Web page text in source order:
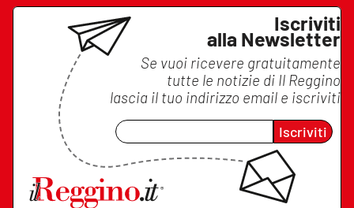
Iscriviti
alla Newsletter
Se vuoi ricevere gratuitamente
tutte le notizie di Il Reggino
lascia il tuo indirizzo email e iscriviti
Iscriviti